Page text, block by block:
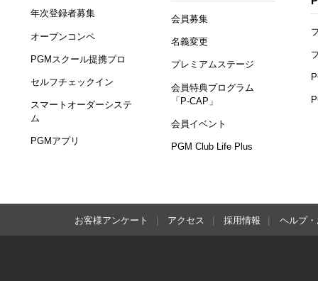
年次登録者募集
オープンコンペ
PGMスクール提携プロ
セルフチェックイン
スマートオーダーシステ
ム
PGMアプリ
会員募集
名義変更
プレミアムステージ
会員特典プログラム
「P-CAP」
会員イベント
PGM Club Life Plus
お客様アンケート アクセス 採用情報 ヘルプ